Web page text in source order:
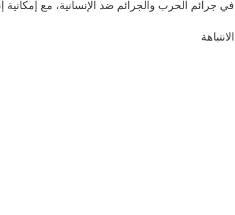
في جرائم الحرب والجرائم ضد الإنسانية، مع إمكانية
الانتباهة